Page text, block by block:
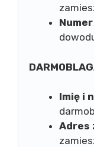
Imię i
Adres